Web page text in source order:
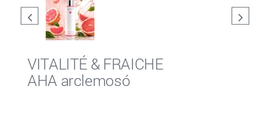
VITALITÉ & FRAICHE
AHA arclemosó